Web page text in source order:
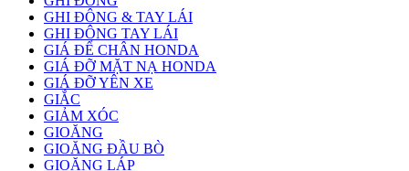
GHI ĐÔNG & TAY LÁI
GHI ĐÔNG TAY LÁI
GIÁ ĐỂ CHÂN HONDA
GIÁ ĐỠ MẶT NẠ HONDA
GIÁ ĐỠ YÊN XE
GIẮC
GIẢM XÓC
GIOĂNG
GIOĂNG ĐẦU BÒ
GIOĂNG LÁP